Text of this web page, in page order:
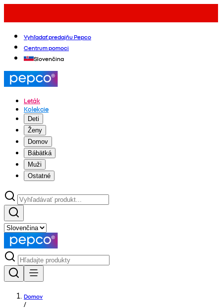
Vyhľadať predajňu Pepco
Centrum pomoci
Slovenčina
Leták
Kolekcie
Deti
Ženy
Domov
Bábätká
Muži
Ostatné
Domov
/